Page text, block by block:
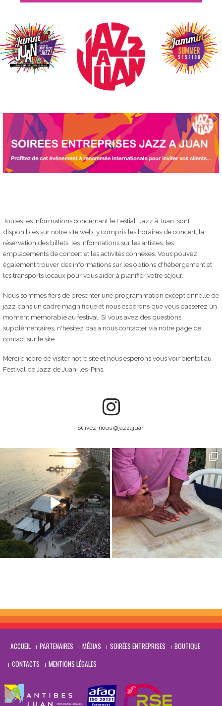
Toutes les informations concernant le Festial Jazz à Juan sont
disponibles sur notre site web, y compris les horaires de concert, la
réservation des billets, les informations sur les artistes, les
emplacements de concert et les activités connexes. Vous pouvez
également trouver des informations sur les options d'hébergement et
les transports locaux pour vous aider à planifier votre séjour.
Nous sommes fiers de présenter une programmation exceptionnelle de
jazz dans un cadre magnifique et nous espérons que vous passerez un
moment mémorable au festival. Si vous avez des questions
supplémentaires, n'hésitez pas à nous contacter via notre page de
contact sur le site.
Merci encore de visiter notre site et nous espérons vous voir bientôt au
Festival de Jazz de Juan-les-Pins.
Suivez-nous @jazzajuan
ACCUEIL PARTENAIRES MÉDIAS SOIRÉES ENTREPRISES
BOUTIQUE
CONTACTS
MENTIONS LÉGALES